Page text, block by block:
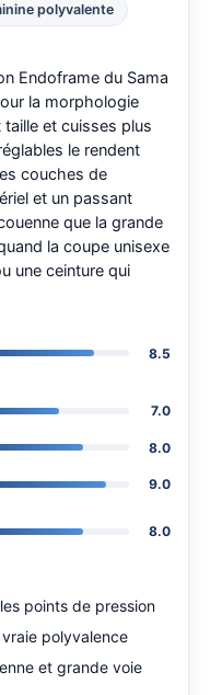
polyvalente
Endoframe du Sama
la morphologie
et cuisses plus
le rendent
couches de
et un passant
que la grande
la coupe unisexe
une ceinture qui
8.5
7.0
8.0
9.0
8.0
points de pression
polyvalence
et grande voie